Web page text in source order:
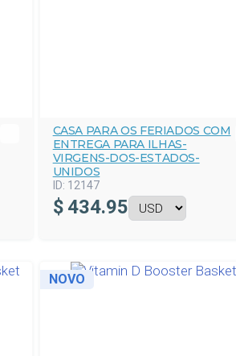
CASA PARA OS FERIADOS COM
ENTREGA PARA ILHAS-
VIRGENS-DOS-ESTADOS-
UNIDOS
ID: 12147
$ 434.95
NOVO